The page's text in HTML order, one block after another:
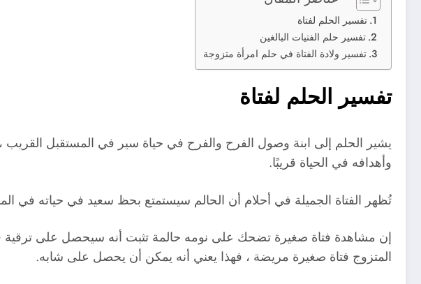
تفسير الحلم لفتاة
تفسير حلم الفتيات البالغين
تفسير ولادة الفتاة في حلم امرأة متزوجة
تفسير الحلم لفتاة
يشير الحلم إلى ابنة وصول الفرح والفرح في حياة سير في المستقبل
وأهدافه في الحياة قريبًا.
تُظهر الفتاة الجميلة في أحلام أن الحالم سيستمتع بحظ سعيد في حياته في
إن مشاهدة فتاة صغيرة تضحك على نومه حالمة تثبت أنه سيحصل على
المتزوج فتاة صغيرة مريضة ، فهذا يعني أنه يمكن أن يحصل على شابه.